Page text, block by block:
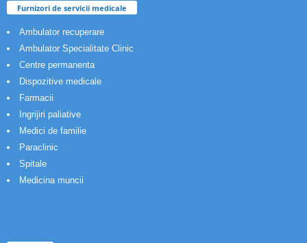
Furnizori de servicii medicale
Ambulator recuperare
Ambulator Specialitate Clinic
Centre permanenta
Dispozitive medicale
Farmacii
Ingrijiri paliative
Medici de familie
Paraclinic
Spitale
Medicina muncii